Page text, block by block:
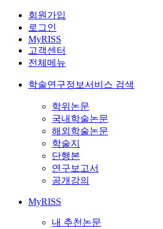
회원가입
로그인
MyRISS
고객센터
전체메뉴
학술연구정보서비스 검색
학위논문
국내학술논문
해외학술논문
학술지
단행본
연구보고서
공개강의
MyRISS
내 추천논문